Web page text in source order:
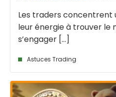
Les traders concentrent
leur énergie à trouver le
s’engager [...]
Astuces Trading